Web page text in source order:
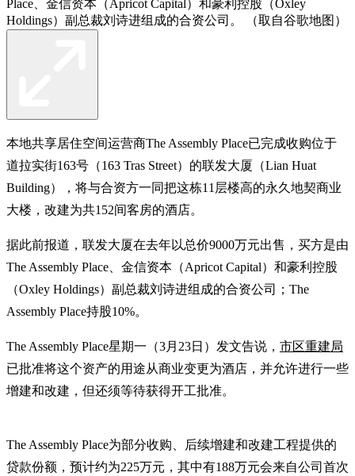
Place、金信资本（Apricot Capital）和豪利控股（Oxley
Holdings）副总裁刘诗进组成的合资公司。 （取自谷歌地图）
本地共享居住空间运营商The Assembly Place已完成收购位于
道拉实街163号（163 Tras Street）的联发大厦（Lian Huat
Building），将与合资方一同把这栋11层楼高的永久地契商业
大楼，改建为共152间客房的酒店。
据此前报道，联发大厦在去年以总价9000万元出售，买方是由
The Assembly Place、金信资本（Apricot Capital）和豪利控股
（Oxley Holdings）副总裁刘诗进组成的合资公司；The
Assembly Place持股10%。
The Assembly Place星期一（3月23日）发文告说， 市区重建局
已批准将这个资产的用途从商业变更为酒店，并允许进行一些
增建和改建，但还须等待获得开工批准。
The Assembly Place为部分收购、后续增建和改建工程提供的
贷款份额，预计约为225万元，其中有188万元会来自公司首次